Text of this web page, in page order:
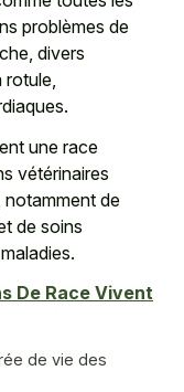
problèmes de
divers
rotule,
une race
vétérinaires
notamment de
de soins
De Race Vivent
de vie des